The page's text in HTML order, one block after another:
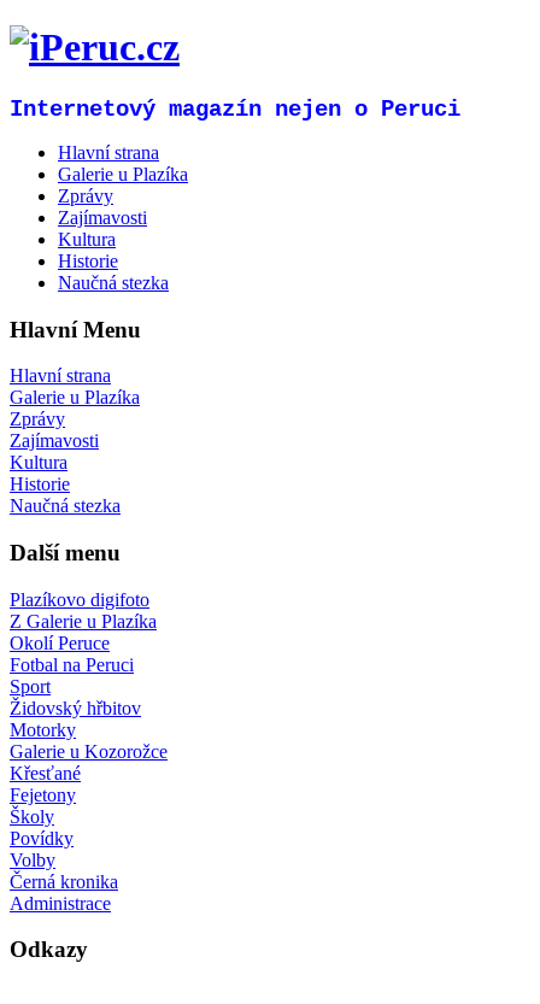
Internetový magazín nejen o Peruci
Hlavní strana
Galerie u Plazíka
Zprávy
Zajímavosti
Kultura
Historie
Naučná stezka
Hlavní Menu
Hlavní strana
Galerie u Plazíka
Zprávy
Zajímavosti
Kultura
Historie
Naučná stezka
Další menu
Plazíkovo digifoto
Z Galerie u Plazíka
Okolí Peruce
Fotbal na Peruci
Sport
Židovský hřbitov
Motorky
Galerie u Kozorožce
Křesťané
Fejetony
Školy
Povídky
Volby
Černá kronika
Administrace
Odkazy